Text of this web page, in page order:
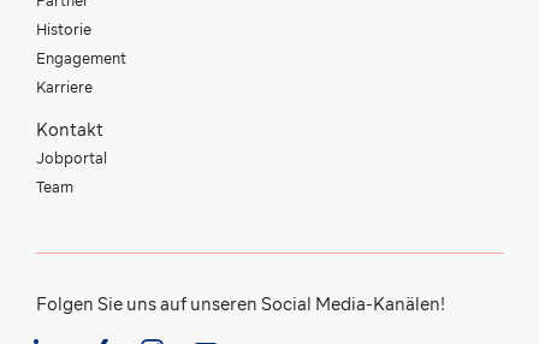
Historie
Engagement
Karriere
Kontakt
Jobportal
Team
Folgen Sie uns auf unseren Social Media-Kanälen!